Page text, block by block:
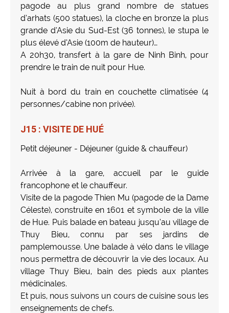
pagode au plus grand nombre de statues
d’arhats (500 statues), la cloche en bronze la plus
grande d’Asie du Sud-Est (36 tonnes), le stupa le
plus élevé d’Asie (100m de hauteur)…
A 20h30, transfert à la gare de Ninh Binh, pour
prendre le train de nuit pour Hue.
Nuit à bord du train en couchette climatisée (4
personnes/cabine non privée).
J15 : VISITE DE HUÉ
Petit déjeuner - Déjeuner (guide & chauffeur)
Arrivée à la gare, accueil par le guide
francophone et le chauffeur.
Visite de la pagode Thien Mu (pagode de la Dame
Céleste), construite en 1601 et symbole de la ville
de Hue. Puis balade en bateau jusqu’au village de
Thuy Bieu, connu par ses jardins de
pamplemousse. Une balade à vélo dans le village
nous permettra de découvrir la vie des locaux. Au
village Thuy Bieu, bain des pieds aux plantes
médicinales.
Et puis, nous suivons un cours de cuisine sous les
enseignements de chefs.